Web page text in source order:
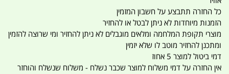
כל החזרה תתבצע על חשבון המזמין
הזמנות מיוחדות לא ניתן לבטל או להחזיר
מוצרי תקופת המלחמה ומלאים מוגבלים לא ניתן להחזיר ומי שרוצה להזמין
ומתכנן להחזיר מוטב לו שלא יזמין
דמי ביטול למוצר 5 אחוז
אין החזרה על דמי משלוח למוצר שכבר נשלח - משלוח שנשלח והוחזר